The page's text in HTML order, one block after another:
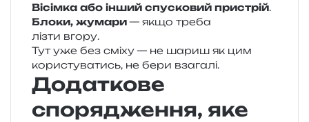
Вісімка або інший спу­ско­вий при­стрій.
Блоки, жума­ри— якщо треба
лізти вгору.
Тут уже без сміху — не шариш як цим
кори­сту­ва­тись, не бери взагалі.
Додаткове
спорядження, яке